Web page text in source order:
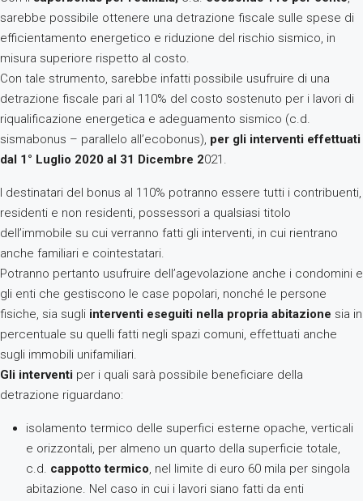
sarebbe possibile ottenere una detrazione fiscale sulle spese di
efficientamento energetico e riduzione del rischio sismico, in
misura superiore rispetto al costo.
Con tale strumento, sarebbe infatti possibile usufruire di una
detrazione fiscale pari al 110% del costo sostenuto per i lavori di
riqualificazione energetica e adeguamento sismico (c.d.
sismabonus – parallelo all’ecobonus), per gli interventi effettuati
dal 1° Luglio 2020 al 31 Dicembre 2021.
I destinatari del bonus al 110% potranno essere tutti i contribuenti,
residenti e non residenti, possessori a qualsiasi titolo
dell’immobile su cui verranno fatti gli interventi, in cui rientrano
anche familiari e cointestatari.
Potranno pertanto usufruire dell’agevolazione anche i condomini e
gli enti che gestiscono le case popolari, nonché le persone
fisiche, sia sugli interventi eseguiti nella propria abitazione sia in
percentuale su quelli fatti negli spazi comuni, effettuati anche
sugli immobili unifamiliari.
Gli interventi per i quali sarà possibile beneficiare della
detrazione riguardano:
isolamento termico delle superfici esterne opache, verticali
e orizzontali, per almeno un quarto della superficie totale,
c.d. cappotto termico, nel limite di euro 60 mila per singola
abitazione. Nel caso in cui i lavori siano fatti da enti